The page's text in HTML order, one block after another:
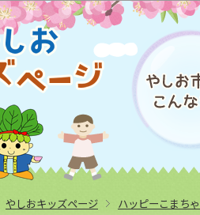
やしおキッズページ ハッピーこまち